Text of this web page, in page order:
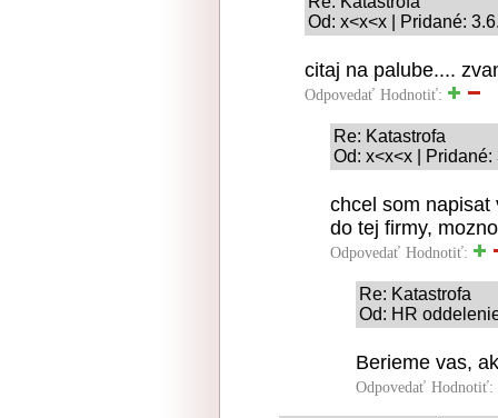
Od: x<x<x | Pridané:
citaj na palube....
Odpovedať Hodnotiť:
Re: Katastrofa
Od: x<x<x |
chcel som napisat
do tej firmy,
Odpovedať Hodnotiť:
Re: Katastrofa
Od: HR
Berieme vas,
Odpovedať Hodnotiť: